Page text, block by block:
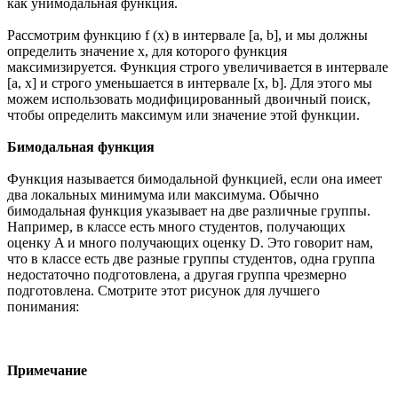
Рассмотрим функцию f (x) в интервале [a, b], и мы должны
определить значение x, для которого функция
максимизируется. Функция строго увеличивается в интервале
[a, x] и строго уменьшается в интервале [x, b]. Для этого мы
можем использовать модифицированный двоичный поиск,
чтобы определить максимум или значение этой функции.
Бимодальная функция
Функция называется бимодальной функцией, если она имеет
два локальных минимума или максимума. Обычно
бимодальная функция указывает на две различные группы.
Например, в классе есть много студентов, получающих
оценку A и много получающих оценку D. Это говорит нам,
что в классе есть две разные группы студентов, одна группа
недостаточно подготовлена, а другая группа чрезмерно
подготовлена. Смотрите этот рисунок для лучшего
понимания:
Примечание